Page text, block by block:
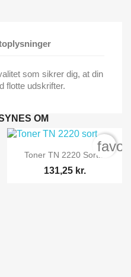
som sikrer dig, at din
flotte udskrifter.
OM
 Vis her
Toner TN 2220 Sort...
131,25 kr.